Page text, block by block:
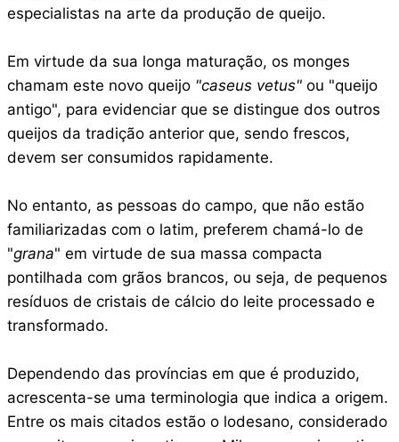
especialistas na arte da produção de queijo.
Em virtude da sua longa maturação, os monges
chamam este novo queijo "caseus vetus" ou "queijo
antigo", para evidenciar que se distingue dos outros
queijos da tradição anterior que, sendo frescos,
devem ser consumidos rapidamente.
No entanto, as pessoas do campo, que não estão
familiarizadas com o latim, preferem chamá-lo de
"grana" em virtude de sua massa compacta
pontilhada com grãos brancos, ou seja, de pequenos
resíduos de cristais de cálcio do leite processado e
transformado.
Dependendo das províncias em que é produzido,
acrescenta-se uma terminologia que indica a origem.
Entre os mais citados estão o lodesano, considerado